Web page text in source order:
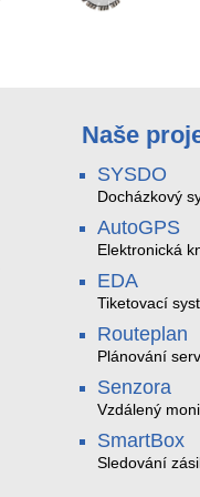
Naše
SYSDO
Docházkový
AutoGPS
Elektronická
EDA
Tiketovací
Routeplan
Plánování
Senzora
Vzdálený
SmartBox
Sledování